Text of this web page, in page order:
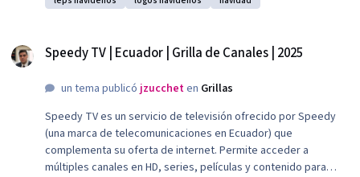
Speedy TV | Ecuador | Grilla de Canales | 2025
un tema publicójzuccheten Grillas
Speedy TV es un servicio de televisión ofrecido por Speedy
(una marca de telecomunicaciones en Ecuador) que
complementa su oferta de internet. Permite acceder a
múltiples canales en HD, series, películas y contenido para